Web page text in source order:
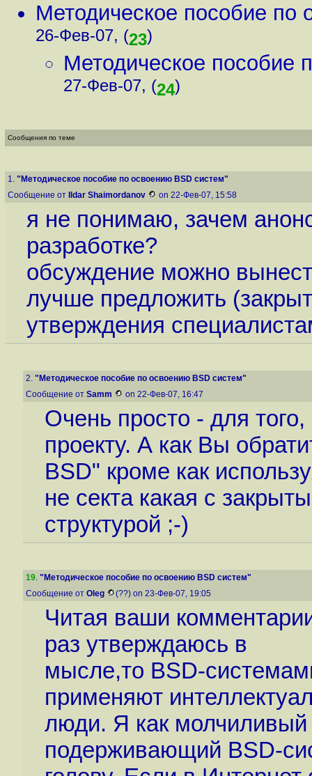
Методическое пособие по
26-Фев-07, (23)
Методическое пособие
27-Фев-07, (24)
Сообщения по теме
1. "Методическое пособие по освоению BSD систем"
Сообщение от
Ildar Shaimordanov on 22-Фев-07, 15:58
я не понимаю, зачем
разработке?
обсуждение можно
лучше предложить
утверждения
2. "Методическое пособие по освоению BSD систем"
Сообщение от Samm on 22-Фев-07, 16:47
Очень просто - для
проекту. А как Вы
BSD" кроме как
не секта какая с
структурой ;-)
19. "Методическое пособие по освоению BSD систем"
Сообщение от Oleg (??) on 23-Фев-07, 19:05
Читая ваши
раз утверждаюсь в
мысле,то BSD-
применяют
люди. Я как молчиливый
подерживающий BSD-